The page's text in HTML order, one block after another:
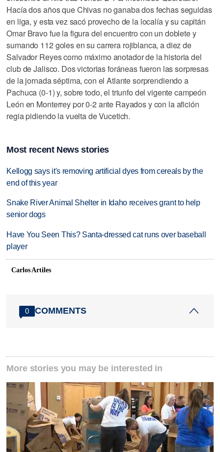
Hacía dos años que Chivas no ganaba dos fechas seguidas
en liga, y esta vez sacó provecho de la localía y su capitán
Omar Bravo fue la figura del encuentro con un doblete y
sumando 112 goles en su carrera rojiblanca, a diez de
Salvador Reyes como máximo anotador de la historia del
club de Jalisco. Dos victorias foráneas fueron las sorpresas
de la jornada séptima, con el Atlante sorprendiendo a
Pachuca (0-1) y, sobre todo, el triunfo del vigente campeón
León en Monterrey por 0-2 ante Rayados y con la afición
regia pidiendo la vuelta de Vucetich.
Most recent News stories
Kellogg says it's removing artificial dyes from cereals by the
end of this year
Snake River Animal Shelter in Idaho receives grant to help
senior dogs
Have You Seen This? Santa-dressed cat runs over baseball
player
Carlos Artiles
0 COMMENTS
More stories you may be interested in